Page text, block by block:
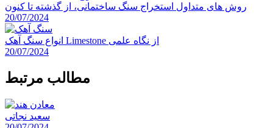
روش های متداول استخراج سنگ ساختمانی، از گذشته تا کنون
20/07/2024
انواع سنگ آهک Limestone از نگاه علمی
20/07/2024
مطالب مرتبط
سعید نجاتی